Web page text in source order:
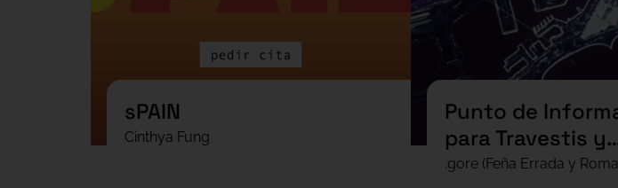
sPAIN
Cinthya Fung
Punto de
para Travestis y
Trabajadoras
.gore (Feña Errada y